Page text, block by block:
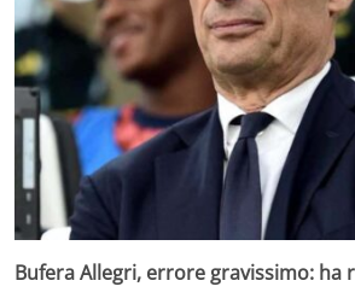
Bufera Allegri, errore gravissimo: